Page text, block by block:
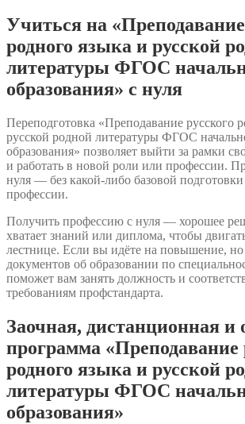
Учиться на «Преподавание
родного языка и русской
литературы ФГОС
образования» с нуля
Переподготовка «Преподавание русского
русской родной литературы ФГОС
образования» позволяет выйти за рамки
и работать в новой роли или профессии.
нуля — без какой-либо базовой
профессии.
Получить профессию с нуля — хорошее
хватает знаний или диплома, чтобы
лестнице. Если вы идёте на повышение, но
документов об образовании по
поможет вам занять должность и
требованиям профстандарта.
Заочная, дистанционная и
программа «Преподавание
родного языка и русской
литературы ФГОС
образования»